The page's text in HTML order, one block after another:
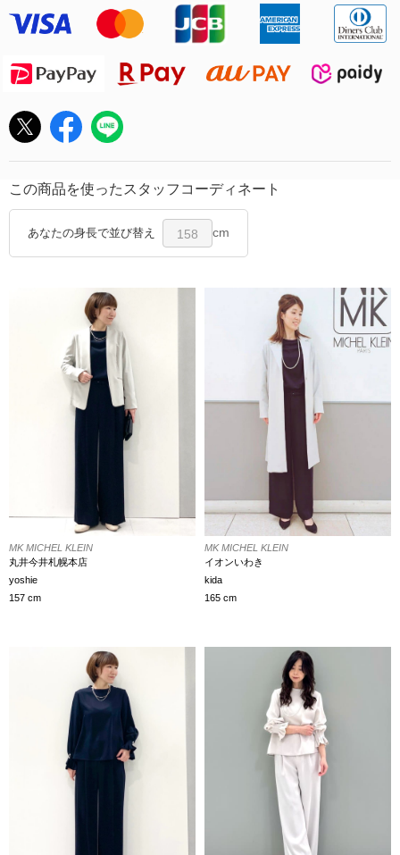
この商品を使ったスタッフコーディネート
あなたの身長で並び替え 158 cm
MK MICHEL KLEIN
丸井今井札幌本店
yoshie
157 cm
MK MICHEL KLEIN
イオンいわき
kida
165 cm